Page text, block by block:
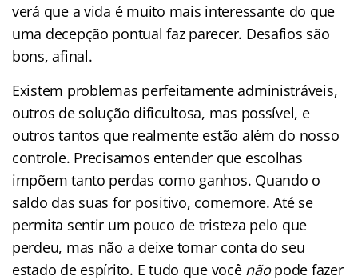
verá que a vida é muito mais interessante do que
uma decepção pontual faz parecer. Desafios são
bons, afinal.
Existem problemas perfeitamente administráveis,
outros de solução dificultosa, mas possível, e
outros tantos que realmente estão além do nosso
controle. Precisamos entender que escolhas
impõem tanto perdas como ganhos. Quando o
saldo das suas for positivo, comemore. Até se
permita sentir um pouco de tristeza pelo que
perdeu, mas não a deixe tomar conta do seu
estado de espírito. E tudo que você nãopode fazer